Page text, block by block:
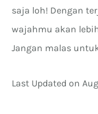
saja loh! Dengan
wajahmu akan
Jangan malas
Last Updated on